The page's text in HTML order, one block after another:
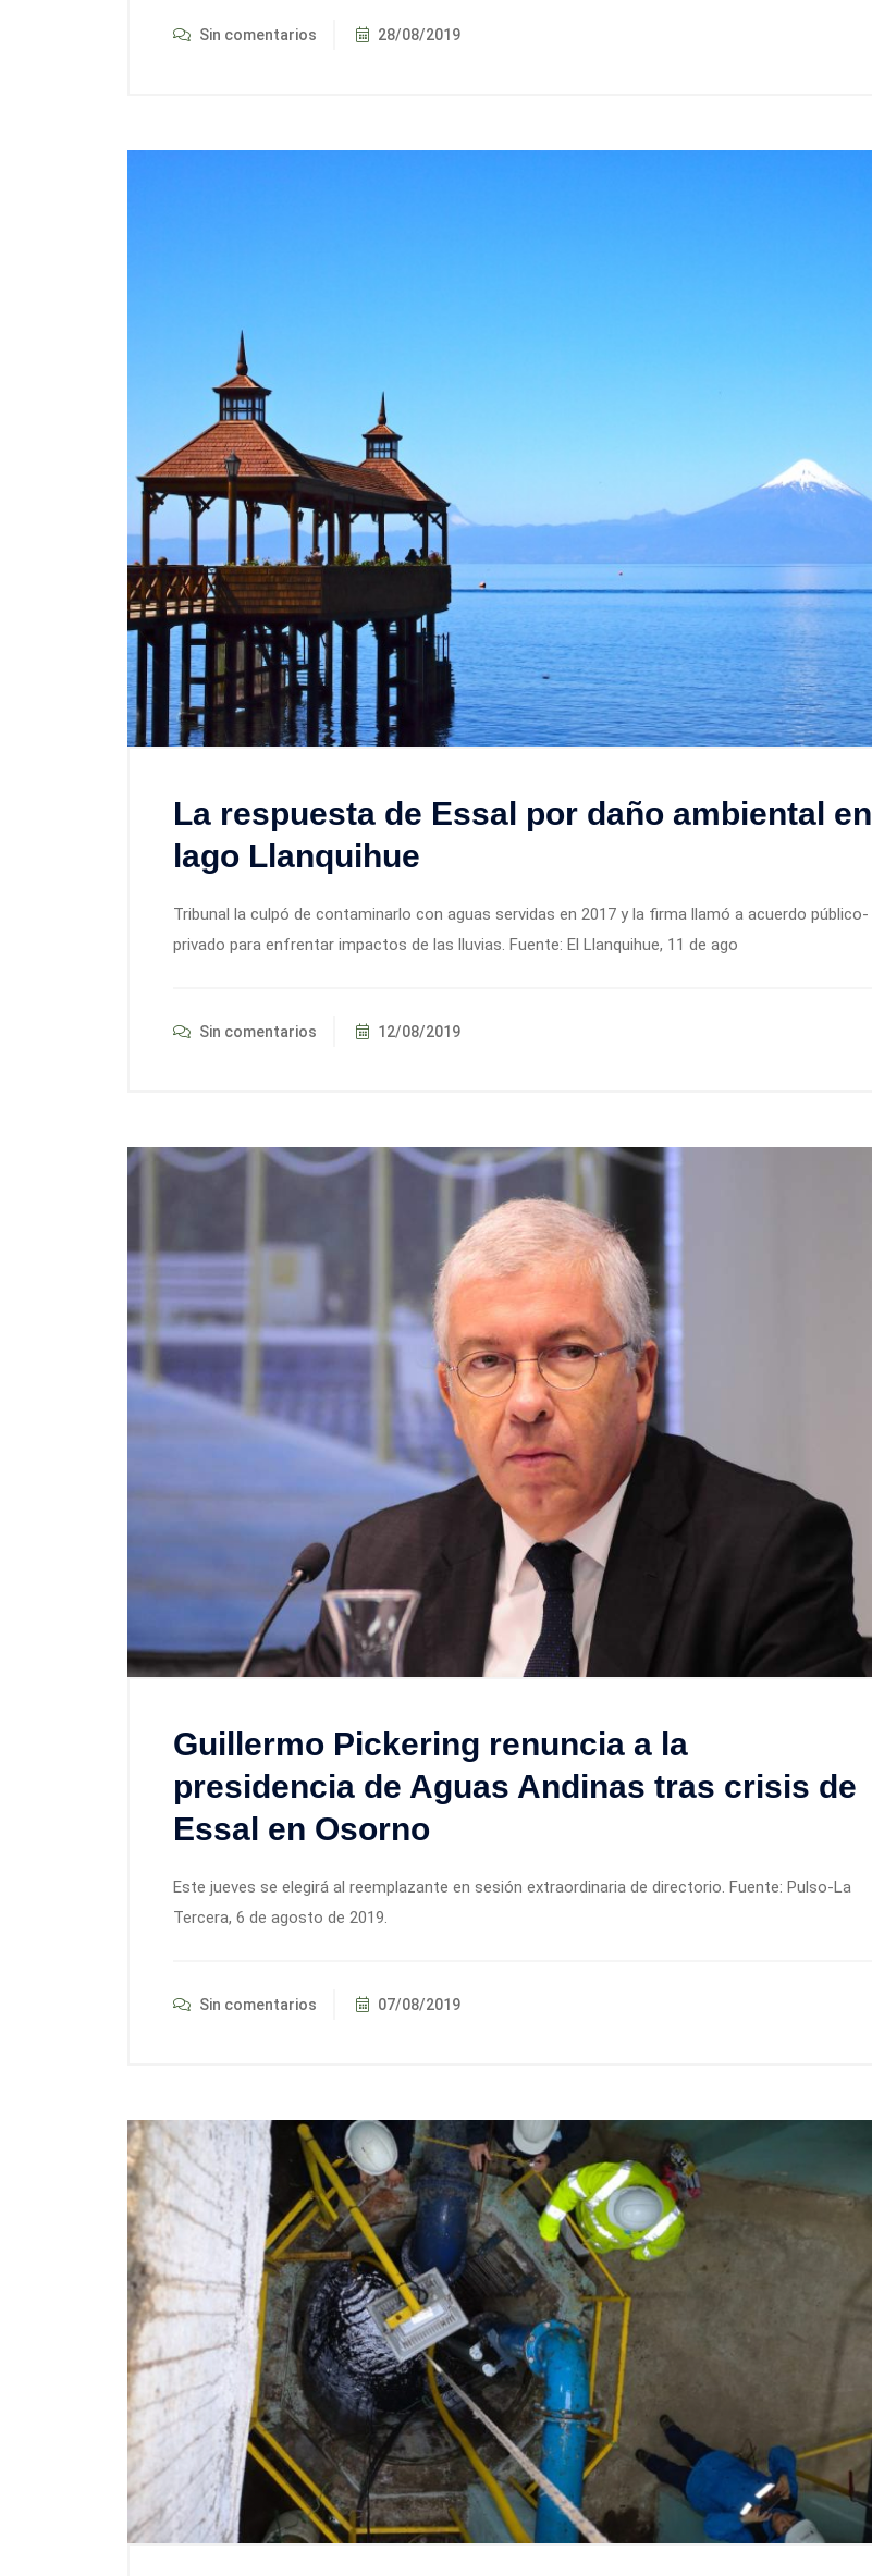
Sin comentarios 28/08/2019
La respuesta de Essal por daño ambiental en
lago Llanquihue
Tribunal la culpó de contaminarlo con aguas servidas en 2017 y la firma llamó a acuerdo público-
privado para enfrentar impactos de las lluvias. Fuente: El Llanquihue, 11 de ago
Sin comentarios 12/08/2019
Guillermo Pickering renuncia a la
presidencia de Aguas Andinas tras crisis de
Essal en Osorno
Este jueves se elegirá al reemplazante en sesión extraordinaria de directorio. Fuente: Pulso-La
Tercera, 6 de agosto de 2019.
Sin comentarios 07/08/2019